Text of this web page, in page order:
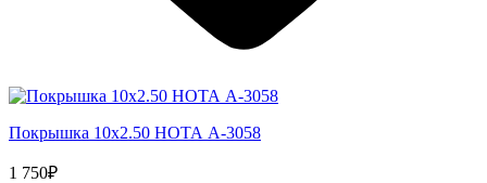
Покрышка 10x2.50 НОТА A-3058
1 750₽